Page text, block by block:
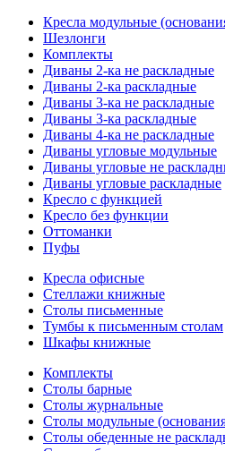
Кресла модульные
Шезлонги
Комплекты
Диваны 2-ка не раскладные
Диваны 2-ка раскладные
Диваны 3-ка не раскладные
Диваны 3-ка раскладные
Диваны 4-ка не раскладные
Диваны угловые модульные
Диваны угловые не
Диваны угловые раскладные
Кресло с функцией
Кресло без функции
Оттоманки
Пуфы
Кресла офисные
Стеллажи книжные
Столы письменные
Тумбы к письменным столам
Шкафы книжные
Комплекты
Столы барные
Столы журнальные
Столы модульные
Столы обеденные не